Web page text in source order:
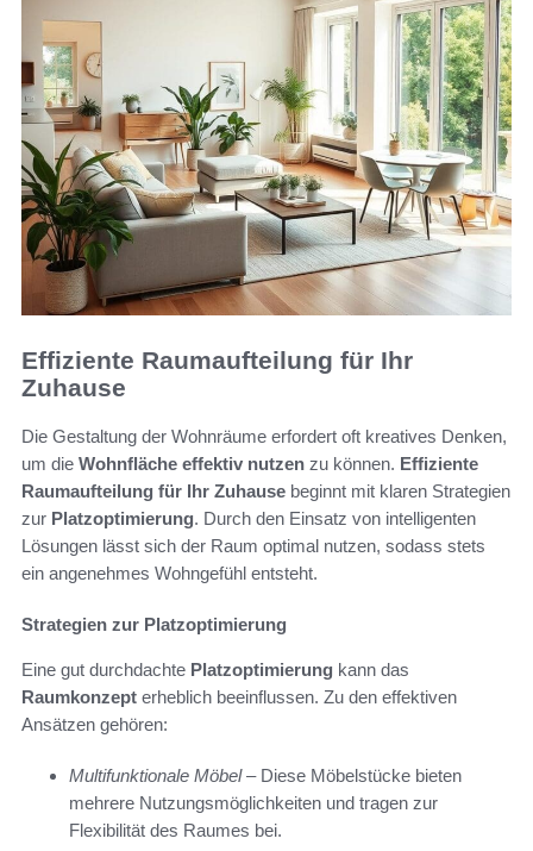
Effiziente Raumaufteilung für Ihr
Zuhause
Die Gestaltung der Wohnräume erfordert oft kreatives Denken,
um die Wohnfläche effektiv nutzen zu können. Effiziente
Raumaufteilung für Ihr Zuhause beginnt mit klaren Strategien
zur Platzoptimierung. Durch den Einsatz von intelligenten
Lösungen lässt sich der Raum optimal nutzen, sodass stets
ein angenehmes Wohngefühl entsteht.
Strategien zur Platzoptimierung
Eine gut durchdachte Platzoptimierung kann das
Raumkonzept erheblich beeinflussen. Zu den effektiven
Ansätzen gehören:
Multifunktionale Möbel– Diese Möbelstücke bieten
mehrere Nutzungsmöglichkeiten und tragen zur
Flexibilität des Raumes bei.